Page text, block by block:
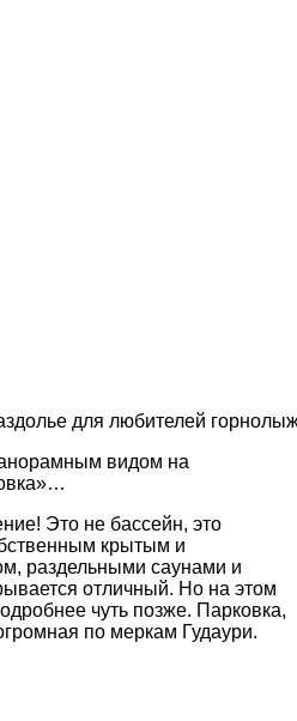
для любителей
видом на
Это не бассейн, это
крытым и
раздельными саунами и
отличный. Но на этом
чуть позже. Парковка,
по меркам Гудаури.